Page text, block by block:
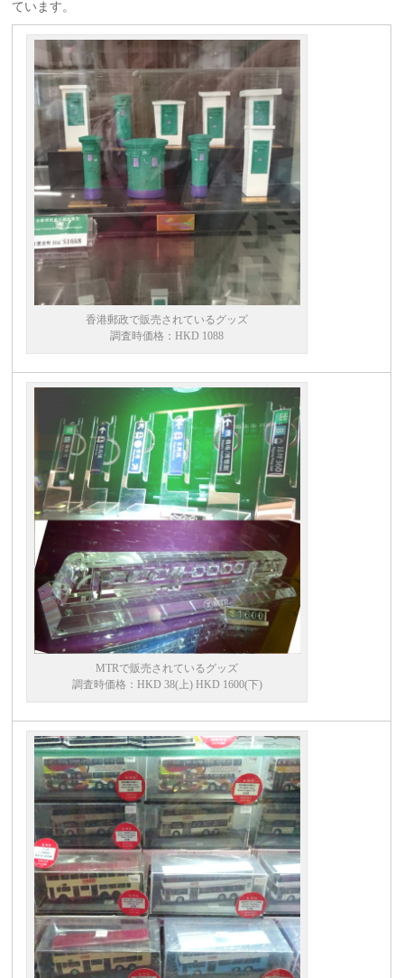
ています。
香港郵政で販売されているグッズ
調査時価格：HKD 1088
MTRで販売されているグッズ
調査時価格：HKD 38(上) HKD 1600(下)